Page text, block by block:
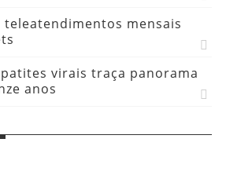
teleatendimentos mensais
virais traça panorama
anos